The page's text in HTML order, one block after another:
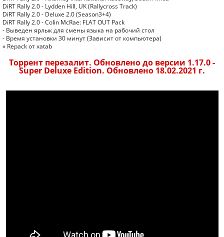
DiRT Rally 2.0 - Lydden Hill, UK (Rallycross Track)
DiRT Rally 2.0 - Deluxe 2.0 (Season3+4)
DiRT Rally 2.0 - Colin McRae: FLAT OUT Pack
- Выведен ярлык для смены языка на рабочий стол
- Время установки 30 минут (Зависит от компьютера)
» Repack от xatab
Торрент перезалит. Обновлено до версии 1.17.0 -
Super Deluxe Edition. Обновлено 18.02.2021 г.